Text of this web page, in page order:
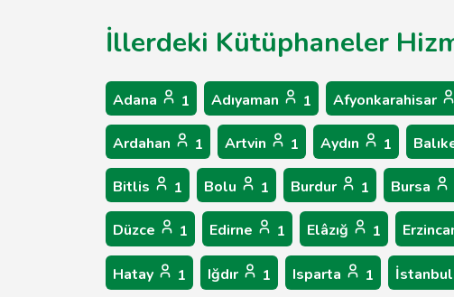
İllerdeki Kütüphaneler
Adana 1 Adıyaman 1 Afyonkarahisar
Ardahan 1 Artvin 1 Aydın 1
Bitlis 1 Bolu 1 Burdur 1 Bursa
Düzce 1 Edirne 1 Elâzığ 1
Hatay 1 Iğdır 1 Isparta 1 İstanbul